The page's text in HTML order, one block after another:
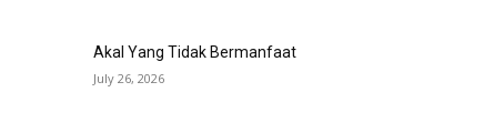
Akal Yang Tidak Bermanfaat
July 26, 2026